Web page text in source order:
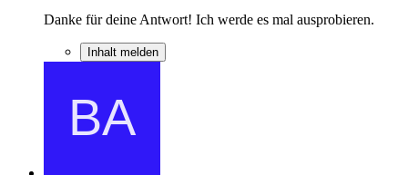
Danke für deine Antwort! Ich werde es mal ausprobieren.
Inhalt melden